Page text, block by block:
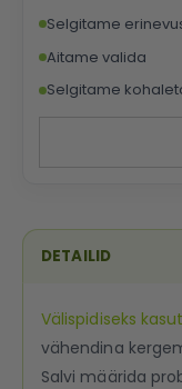
Selgitame
Aitame valida
Selgitame
DETAILID
Välispidiseks
vähendina
Salvi määrida